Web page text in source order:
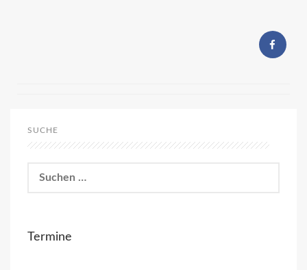
SUCHE
nach:
Termine